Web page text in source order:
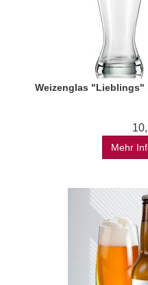
Weizenglas "Lieblings"
Mehr